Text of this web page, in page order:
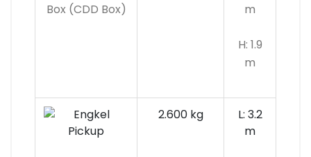
Box (CDD Box)
m
H: 1.9
m
2.600 kg
L: 3.2
m